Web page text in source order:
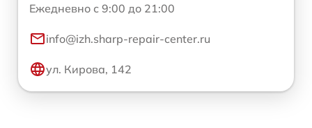
Ежедневно с 9:00 до 21:00
info@izh.sharp-repair-center.ru
ул. Кирова, 142